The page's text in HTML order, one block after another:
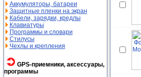
Аккумуляторы, батареи
Защитные пленки на экран
Кабели, зарядки, кредлы
Клавиатуры
Программы и словари
Стилусы
Чехлы и крепления
GPS-приемники, аксессуары,
программы